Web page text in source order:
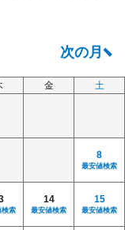
金 土
8
最安値検索
検索
14
最安値検索
15
最安値検索